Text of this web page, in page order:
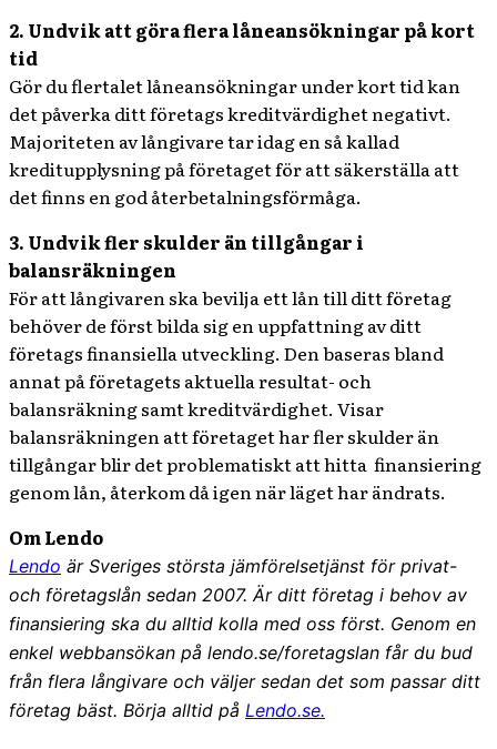
2. Undvik att göra flera låneansökningar på kort
tid
Gör du flertalet låneansökningar under kort tid kan
det påverka ditt företags kreditvärdighet negativt.
Majoriteten av långivare tar idag en så kallad
kreditupplysning på företaget för att säkerställa att
det finns en god återbetalningsförmåga.
3. Undvik fler skulder än tillgångar i
balansräkningen
För att långivaren ska bevilja ett lån till ditt företag
behöver de först bilda sig en uppfattning av ditt
företags finansiella utveckling. Den baseras bland
annat på företagets aktuella resultat- och
balansräkning samt kreditvärdighet. Visar
balansräkningen att företaget har fler skulder än
tillgångar blir det problematiskt att hitta finansiering
genom lån, återkom då igen när läget har ändrats.
Om Lendo
Lendo är Sveriges största jämförelsetjänst för privat-
och företagslån sedan 2007. Är ditt företag i behov av
finansiering ska du alltid kolla med oss först. Genom en
enkel webbansökan på lendo.se/foretagslan får du bud
från flera långivare och väljer sedan det som passar ditt
företag bäst. Börja alltid på Lendo.se.